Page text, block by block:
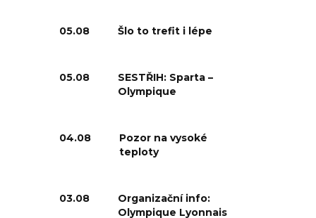
05.08 Šlo to trefit i lépe
05.08
SESTŘIH: Sparta –
Olympique
04.08
Pozor na vysoké
teploty
03.08
Organizační info:
Olympique Lyonnais